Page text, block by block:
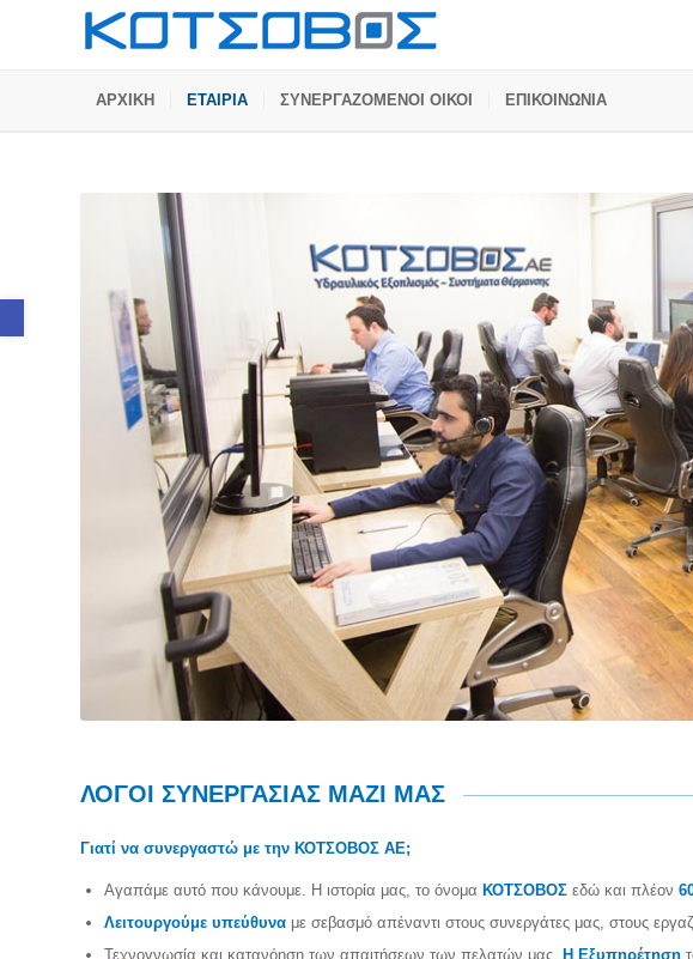
Ανοίξτε τη γραμμή εργαλείων
ΑΡΧΙΚΗ ΕΤΑΙΡΙΑ ΣΥΝΕΡΓΑΖΟΜΕΝΟΙ ΟΙΚΟΙ ΕΠΙΚΟΙΝΩΝΙΑ
ΛΟΓΟΙ ΣΥΝΕΡΓΑΣΙΑΣ ΜΑΖΙ ΜΑΣ
Γιατί να συνεργαστώ με την ΚΟΤΣΟΒΟΣ AΕ;
Αγαπάμε αυτό που κάνουμε. Η ιστορία μας, το όνομα ΚΟΤΣΟΒΟΣ εδώ και πλέον
Λειτουργούμε υπεύθυνα με σεβασμό απέναντι στους συνεργάτες μας, στους
Τεχνογνωσία και κατανόηση των απαιτήσεων των πελατών μας. Η Εξυπηρέτηση